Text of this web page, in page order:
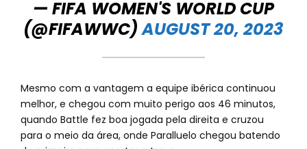
— FIFA WOMEN'S WORLD CUP
(@FIFAWWC)AUGUST 20, 2023
Mesmo com a vantagem a equipe ibérica continuou
melhor, e chegou com muito perigo aos 46 minutos,
quando Battle fez boa jogada pela direita e cruzou
para o meio da área, onde Paralluelo chegou batendo